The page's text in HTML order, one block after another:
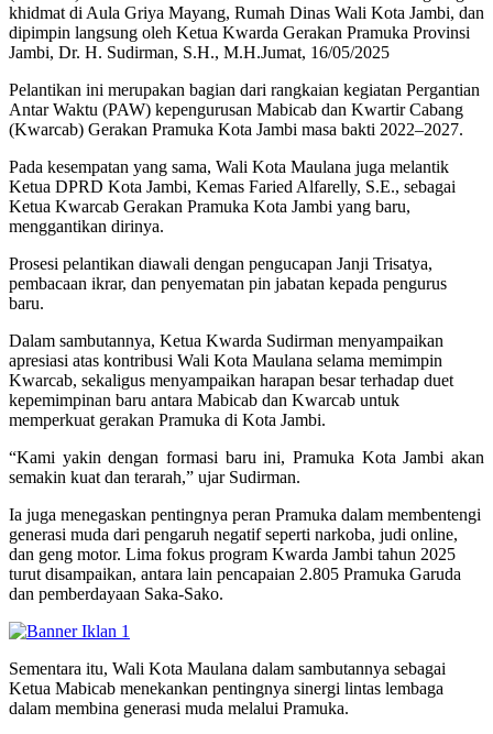
khidmat di Aula Griya Mayang, Rumah Dinas Wali Kota Jambi, dan
dipimpin langsung oleh Ketua Kwarda Gerakan Pramuka Provinsi
Jambi, Dr. H. Sudirman, S.H., M.H.Jumat, 16/05/2025
Pelantikan ini merupakan bagian dari rangkaian kegiatan Pergantian
Antar Waktu (PAW) kepengurusan Mabicab dan Kwartir Cabang
(Kwarcab) Gerakan Pramuka Kota Jambi masa bakti 2022–2027.
Pada kesempatan yang sama, Wali Kota Maulana juga melantik
Ketua DPRD Kota Jambi, Kemas Faried Alfarelly, S.E., sebagai
Ketua Kwarcab Gerakan Pramuka Kota Jambi yang baru,
menggantikan dirinya.
Prosesi pelantikan diawali dengan pengucapan Janji Trisatya,
pembacaan ikrar, dan penyematan pin jabatan kepada pengurus
baru.
Dalam sambutannya, Ketua Kwarda Sudirman menyampaikan
apresiasi atas kontribusi Wali Kota Maulana selama memimpin
Kwarcab, sekaligus menyampaikan harapan besar terhadap duet
kepemimpinan baru antara Mabicab dan Kwarcab untuk
memperkuat gerakan Pramuka di Kota Jambi.
“Kami yakin dengan formasi baru ini, Pramuka Kota Jambi akan
semakin kuat dan terarah,” ujar Sudirman.
Ia juga menegaskan pentingnya peran Pramuka dalam membentengi
generasi muda dari pengaruh negatif seperti narkoba, judi online,
dan geng motor. Lima fokus program Kwarda Jambi tahun 2025
turut disampaikan, antara lain pencapaian 2.805 Pramuka Garuda
dan pemberdayaan Saka-Sako.
Sementara itu, Wali Kota Maulana dalam sambutannya sebagai
Ketua Mabicab menekankan pentingnya sinergi lintas lembaga
dalam membina generasi muda melalui Pramuka.